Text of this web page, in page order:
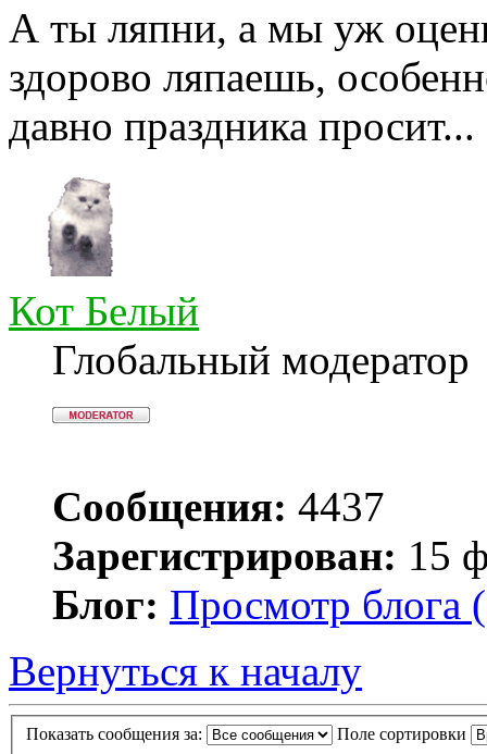
А ты ляпни, а мы уж
здорово ляпаешь,
давно праздника просит...
Кот Белый
Глобальный модератор
Сообщения: 4437
Зарегистрирован: 15
Блог: Просмотр блога
Вернуться к началу
Показать сообщения за: Поле сортировки